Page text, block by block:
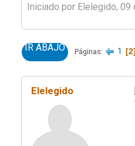
Iniciado por Elelegido, 09
IR ABAJO Páginas 1 2
Elelegido